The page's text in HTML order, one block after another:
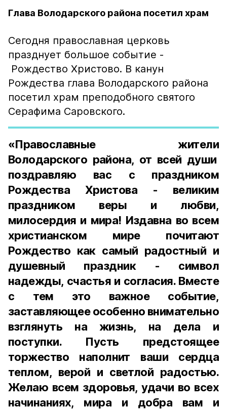
Глава Володарского района посетил храм
Сегодня православная церковь
празднует большое событие -
Рождество Христово. В канун
Рождества глава Володарского района
посетил храм преподобного святого
Серафима Саровского.
«Православные жители
Володарского района, от всей души
поздравляю вас с праздником
Рождества Христова - великим
праздником веры и любви,
милосердия и мира! Издавна во всем
христианском мире почитают
Рождество как самый радостный и
душевный праздник - символ
надежды, счастья и согласия. Вместе
с тем это важное событие,
заставляющее особенно внимательно
взглянуть на жизнь, на дела и
поступки. Пусть предстоящее
торжество наполнит ваши сердца
теплом, верой и светлой радостью.
Желаю всем здоровья, удачи во всех
начинаниях, мира и добра вам и